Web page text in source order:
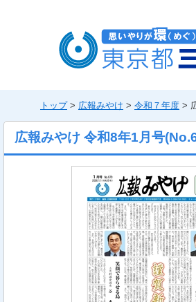
トップ> 広報みやけ > 令和７年度 >
広報みやけ 令和8年1月号(No.